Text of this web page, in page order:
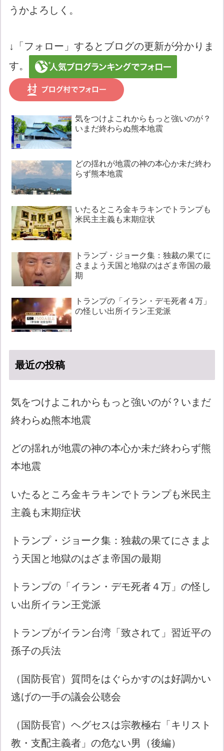
うかよろしく。
↓「フォロー」するとブログの更新が分かりま
す。
気をつけよこれからもっと強いのが？
いまだ終わらぬ熊本地震
どの揺れが地震の神の本心か未だ終わ
らず熊本地震
いたるところ金キラキンでトランプも
米民主主義も末期症状
トランプ・ジョーク集：独裁の果てに
さまよう天国と地獄のはざま帝国の最
期
トランプの「イラン・デモ死者４万」
の怪しい出所イラン王党派
最近の投稿
気をつけよこれからもっと強いのが？いまだ
終わらぬ熊本地震
どの揺れが地震の神の本心か未だ終わらず熊
本地震
いたるところ金キラキンでトランプも米民主
主義も末期症状
トランプ・ジョーク集：独裁の果てにさまよ
う天国と地獄のはざま帝国の最期
トランプの「イラン・デモ死者４万」の怪し
い出所イラン王党派
トランプがイラン台湾「致されて」習近平の
孫子の兵法
（国防長官）質問をはぐらかすのは好調かい
逃げの一手の議会公聴会
（国防長官）ヘグセスは宗教極右「キリスト
教・支配主義者」の危ない男（後編）